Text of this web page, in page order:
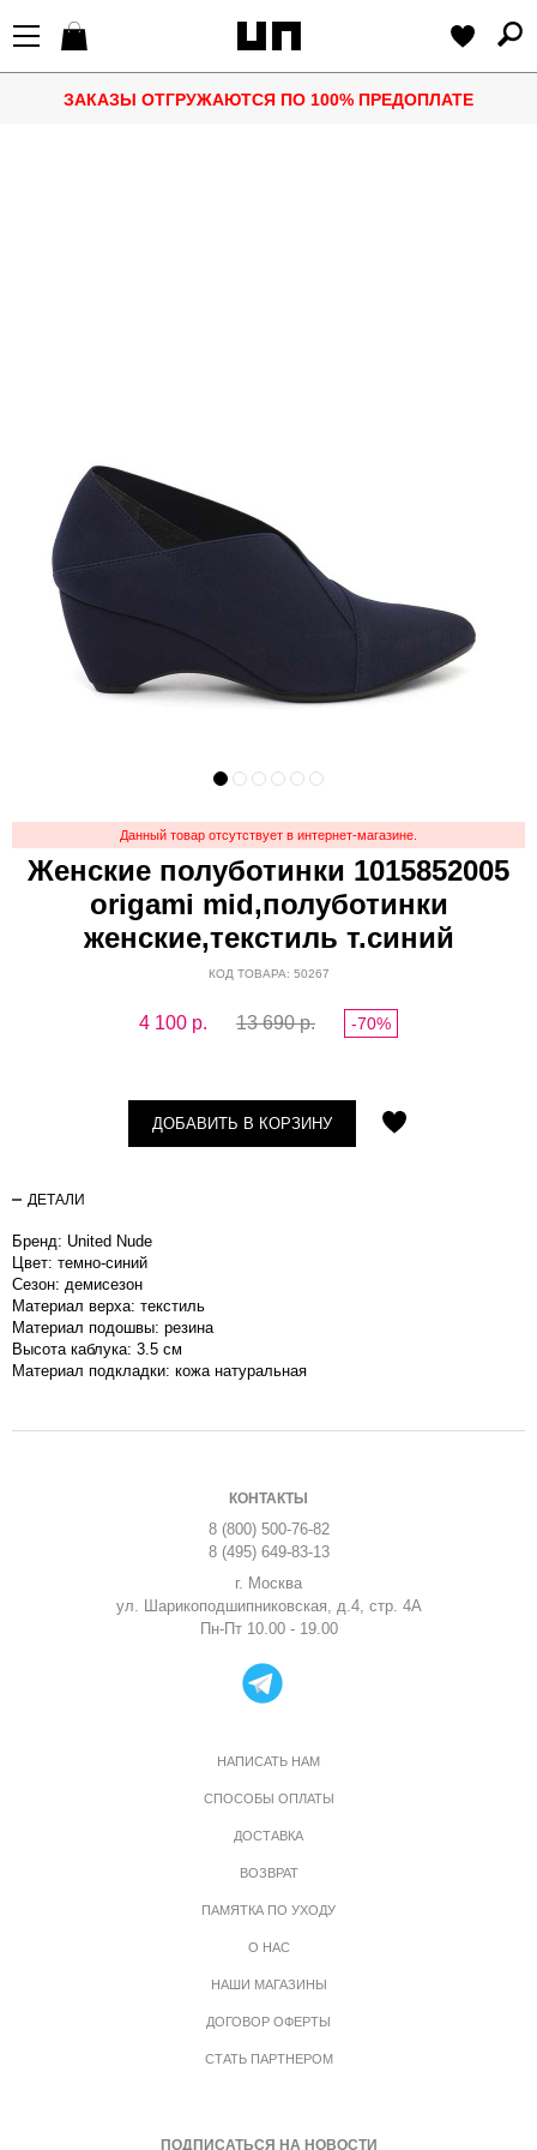
ЗАКАЗЫ ОТГРУЖАЮТСЯ ПО 100% ПРЕДОПЛАТЕ
Данный товар отсутствует в интернет-магазине.
Женские полуботинки 1015852005
origami mid,полуботинки
женские,текстиль т.синий
КОД ТОВАРА: 50267
4 100 р. 13 690 р. -70%
ДОБАВИТЬ В КОРЗИНУ
ДЕТАЛИ
Бренд: United Nude
Цвет: темно-синий
Сезон: демисезон
Материал верха: текстиль
Материал подошвы: резина
Высота каблука: 3.5 см
Материал подкладки: кожа натуральная
КОНТАКТЫ
8 (800) 500-76-82
8 (495) 649-83-13
г. Москва
ул. Шарикоподшипниковская, д.4, стр. 4А
Пн-Пт 10.00 - 19.00
НАПИСАТЬ НАМ
СПОСОБЫ ОПЛАТЫ
ДОСТАВКА
ВОЗВРАТ
ПАМЯТКА ПО УХОДУ
О НАС
НАШИ МАГАЗИНЫ
ДОГОВОР ОФЕРТЫ
СТАТЬ ПАРТНЕРОМ
ПОДПИСАТЬСЯ НА НОВОСТИ